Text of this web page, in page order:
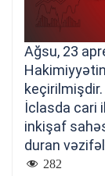
Ağsu, 23
keçirilmişdir.
İclasda cari
inkişaf
duran
282